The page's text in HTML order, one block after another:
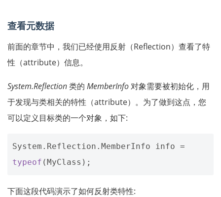
查看元数据
前面的章节中，我们已经使用反射（Reflection）查看了特
性（attribute）信息。
System.Reflection类的 MemberInfo对象需要被初始化，用
于发现与类相关的特性（attribute）。为了做到这点，您
可以定义目标类的一个对象，如下:
System . Reflection . MemberInfo info =
typeof (MyClass );
下面这段代码演示了如何反射类特性: